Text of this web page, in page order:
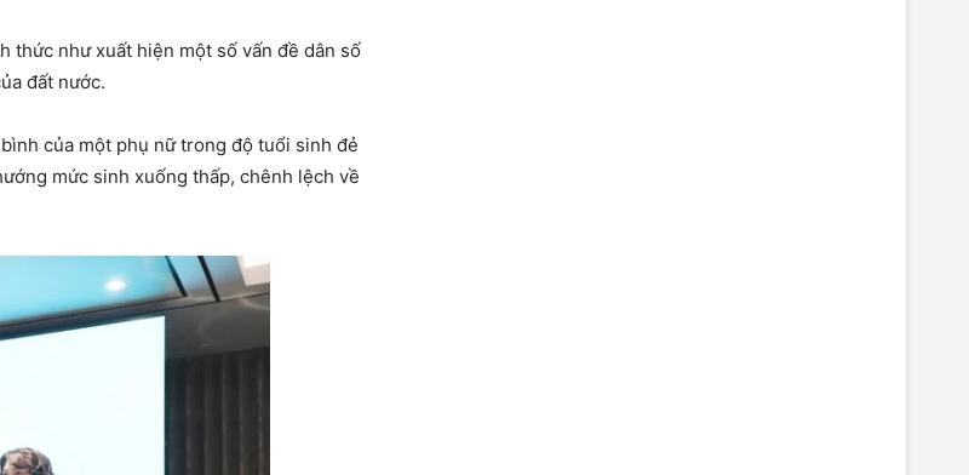
thức như xuất hiện một số vấn đề dân số
đất nước.
của một phụ nữ trong độ tuổi sinh đẻ
mức sinh xuống thấp, chênh lệch về